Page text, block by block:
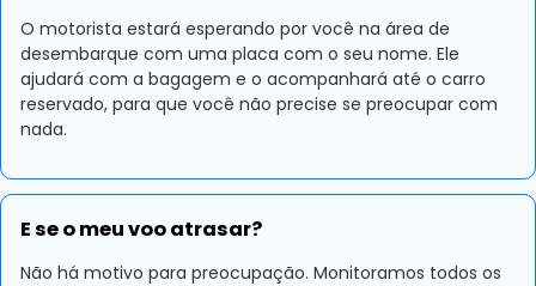
O motorista estará esperando por você na área de
desembarque com uma placa com o seu nome. Ele
ajudará com a bagagem e o acompanhará até o carro
reservado, para que você não precise se preocupar com
nada.
E se o meu voo atrasar?
Não há motivo para preocupação. Monitoramos todos os